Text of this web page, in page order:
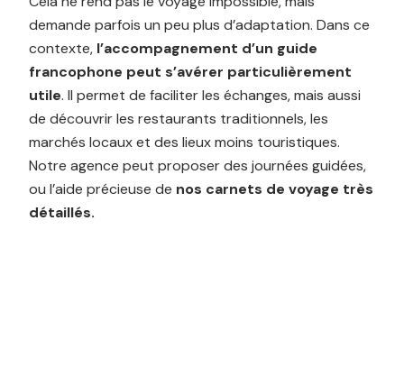
demande parfois un peu plus d’adaptation. Dans ce
contexte, l’accompagnement d’un guide
francophone peut s’avérer particulièrement
utile. Il permet de faciliter les échanges, mais aussi
de découvrir les restaurants traditionnels, les
marchés locaux et des lieux moins touristiques.
Notre agence peut proposer des journées guidées,
ou l’aide précieuse de nos carnets de voyage très
détaillés.